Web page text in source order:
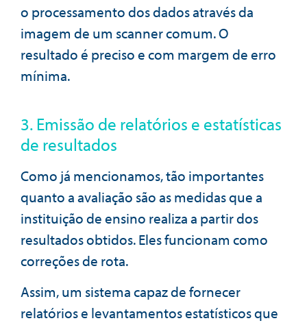
o processamento dos dados através da
imagem de um scanner comum. O
resultado é preciso e com margem de erro
mínima.
3. Emissão de relatórios e estatísticas
de resultados
Como já mencionamos, tão importantes
quanto a avaliação são as medidas que a
instituição de ensino realiza a partir dos
resultados obtidos. Eles funcionam como
correções de rota.
Assim, um sistema capaz de fornecer
relatórios e levantamentos estatísticos que